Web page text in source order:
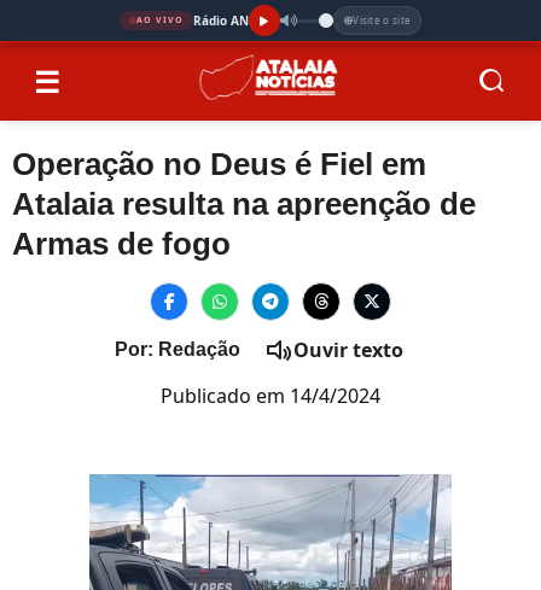
AO VIVO Rádio AN Visite o site
☰
Operação no Deus é Fiel em
Atalaia resulta na apreenção de
Armas de fogo
Por: Redação
Ouvir texto
Publicado em 14/4/2024